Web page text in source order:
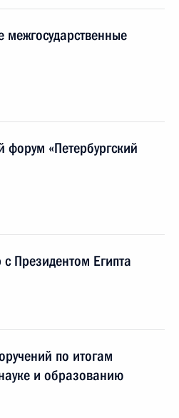
межгосударственные
форум «Петербургский
Президентом Египта
по итогам
и образованию